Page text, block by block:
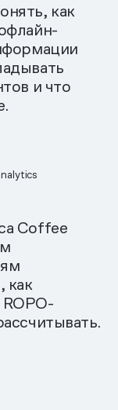
как
и что
Coffee
как